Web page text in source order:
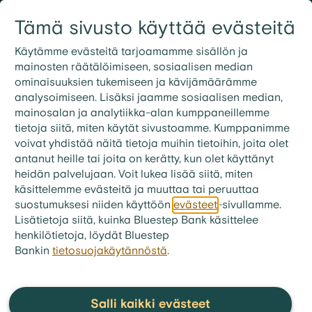
Tämä sivusto käyttää evästeitä
Käytämme evästeitä tarjoamamme sisällön ja
mainosten räätälöimiseen, sosiaalisen median
ominaisuuksien tukemiseen ja kävijämäärämme
analysoimiseen. Lisäksi jaamme sosiaalisen median,
mainosalan ja analytiikka-alan kumppaneillemme
tietoja siitä, miten käytät sivustoamme. Kumppanimme
voivat yhdistää näitä tietoja muihin tietoihin, joita olet
antanut heille tai joita on kerätty, kun olet käyttänyt
heidän palvelujaan. Voit lukea lisää siitä, miten
käsittelemme evästeitä ja muuttaa tai peruuttaa
suostumuksesi niiden käyttöön evästeet-sivullamme.
Lisätietoja siitä, kuinka Bluestep Bank käsittelee
henkilötietoja, löydät Bluestep
Bankin tietosuojakäytännöstä.
Salli kaikki evästeet
09 3158 7600
Asuntolaina ilman
luottotietoja
Meille maksuhistoriaa tärkeämpi asia on
maksukyky tulevaisuudessa
Hae asuntolainaa